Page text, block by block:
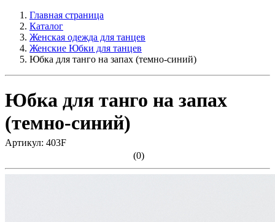
Главная страница
Каталог
Женская одежда для танцев
Женские Юбки для танцев
Юбка для танго на запах (темно-синий)
Юбка для танго на запах
(темно-синий)
Артикул: 403F
(0)